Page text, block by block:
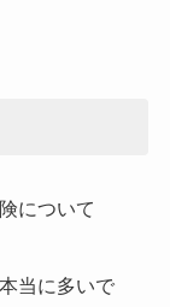
について
当に多いで